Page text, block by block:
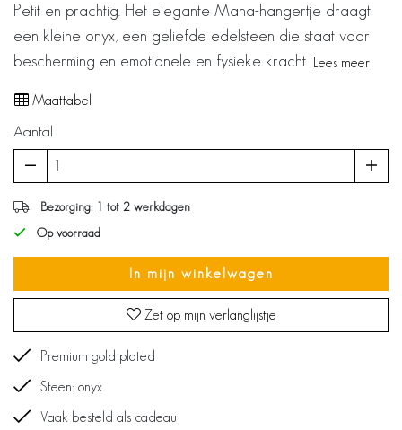
Petit en prachtig. Het elegante Mana-hangertje draagt
een kleine onyx, een geliefde edelsteen die staat voor
bescherming en emotionele en fysieke kracht.
Lees meer
Maattabel
Aantal
Bezorging: 1 tot 2 werkdagen
Op voorraad
In mijn winkelwagen
Zet op mijn verlanglijstje
Premium gold plated
Steen: onyx
Vaak besteld als cadeau